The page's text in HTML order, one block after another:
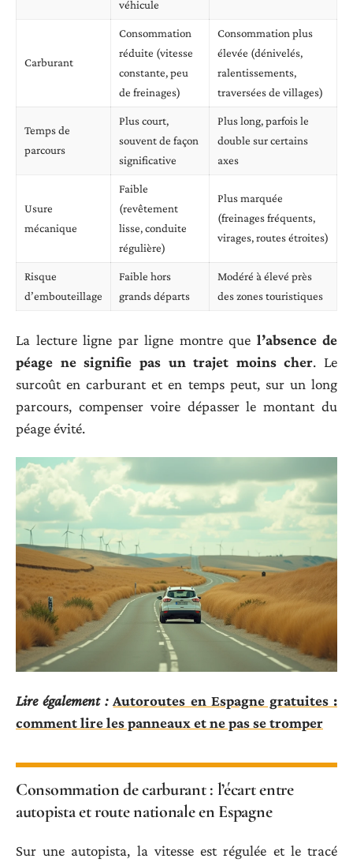
véhicule
Carburant
Consommation
réduite (vitesse
constante, peu
de freinages)
Consommation plus
élevée (dénivelés,
ralentissements,
traversées de villages)
Temps de
parcours
Plus court,
souvent de façon
significative
Plus long, parfois le
double sur certains
axes
Usure
mécanique
Faible
(revêtement
lisse, conduite
régulière)
Plus marquée
(freinages fréquents,
virages, routes étroites)
Risque
d’embouteillage
Faible hors
grands départs
Modéré à élevé près
des zones touristiques
La lecture ligne par ligne montre que l’absence de
péage ne signifie pas un trajet moins cher. Le
surcoût en carburant et en temps peut, sur un long
parcours, compenser voire dépasser le montant du
péage évité.
Lire également : Autoroutes en Espagne gratuites :
comment lire les panneaux et ne pas se tromper
Consommation de carburant : l’écart entre
autopista et route nationale en Espagne
Sur une autopista, la vitesse est régulée et le tracé